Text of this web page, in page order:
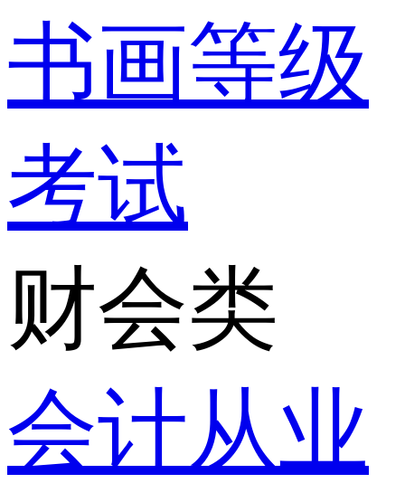
书画等级
考试
财会类
会计从业